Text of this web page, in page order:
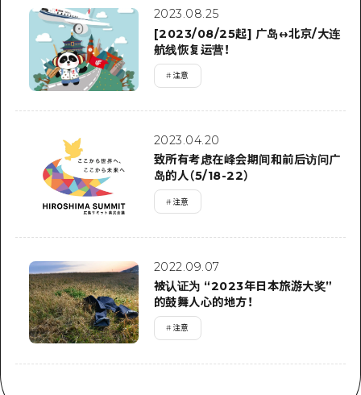
2023.08.25
[2023/08/25起] 广岛↔北京/大连
航线恢复运营！
# 注意
2023.04.20
致所有考虑在峰会期间和前后访问广
岛的人（5/18-22）
# 注意
2022.09.07
被认证为 “2023年日本旅游大奖”
的鼓舞人心的地方！
# 注意